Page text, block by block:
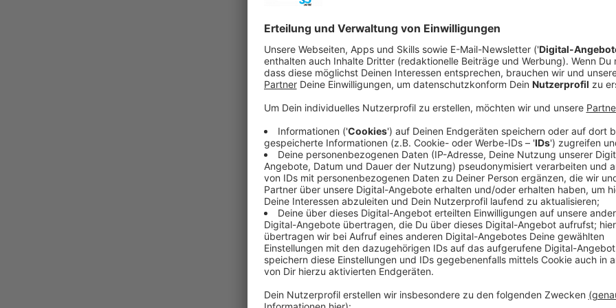
Comedy
Der Kitchen Club by Nelson
Anzeige
Das Rezept: "Staudensellerie-Birnensalat
Anzeige
Zutaten: